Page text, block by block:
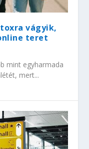
vágyik,
teret
mint egyharmada
mert...